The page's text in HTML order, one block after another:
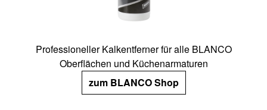
Professioneller Kalkentferner für alle BLANCO
Oberflächen und Küchenarmaturen
zum BLANCO Shop